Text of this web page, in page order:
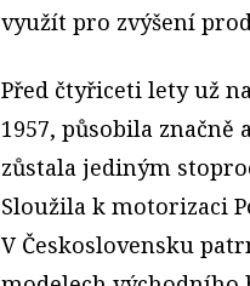
využít pro zvýšení
Před čtyřiceti lety už
1957, působila značně
zůstala jediným
Sloužila k motorizaci
V Československu